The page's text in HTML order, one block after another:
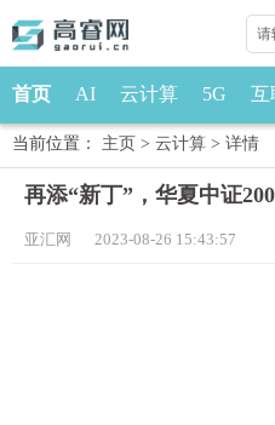
首页 AI 云计算 5G 互
当前位置： 主页 > 云计算 > 详情
再添“新丁”，华夏中证
亚汇网 2023-08-26 15:43:57